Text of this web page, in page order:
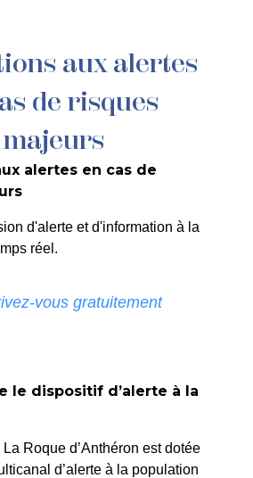
> Agenda >Exposition
aux alertes
de risques
majeurs
alertes en cas de
d'alerte et d'information à la
réel.
vous gratuitement
le dispositif d’alerte à la
Roque d’Anthéron est dotée
d’alerte à la population